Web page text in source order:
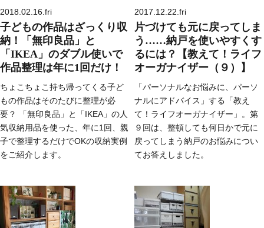
2018.02.16.fri
子どもの作品はざっくり収
納！「無印良品」と
「IKEA」のダブル使いで
作品整理は年に1回だけ！
ちょこちょこ持ち帰ってくる子ど
もの作品はそのたびに整理が必
要？ 「無印良品」と「IKEA」の人
気収納用品を使った、年に1回、親
子で整理するだけでOKの収納実例
をご紹介します。
2017.12.22.fri
片づけても元に戻ってしま
う……納戸を使いやすくす
るには？【教えて！ライフ
オーガナイザー（９）】
「パーソナルなお悩みに、パーソ
ナルにアドバイス」する「教え
て！ライフオーガナイザー」。第
９回は、整頓しても何日かで元に
戻ってしまう納戸のお悩みについ
てお答えしました。